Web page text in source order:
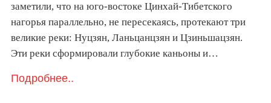
заметили, что на юго-востоке Цинхай-Тибетского
нагорья параллельно, не пересекаясь, протекают три
великие реки: Нуцзян, Ланьцанцзян и Цзиньшацзян.
Эти реки сформировали глубокие каньоны и…
Подробнее..